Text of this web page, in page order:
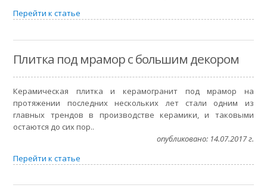
Перейти к статье
Плитка под мрамор с большим декором
Керамическая плитка и керамогранит под мрамор на
протяжении последних нескольких лет стали одним из
главных трендов в производстве керамики, и таковыми
остаются до сих пор..
опубликовано: 14.07.2017 г.
Перейти к статье